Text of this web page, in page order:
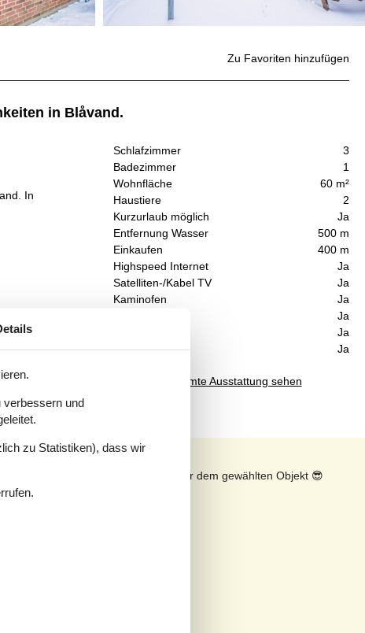
in Blåvand.
Schlafzimmer
3
Badezimmer
1
Wohnfläche
60 m²
Haustiere
2
Kurzurlaub möglich
Ja
Entfernung Wasser
500 m
Einkaufen
400 m
Highspeed Internet
Ja
Satelliten-/Kabel TV
Ja
Kaminofen
Ja
Ja
Ja
Klimafreundlich
Ja
Gesamte Ausstattung sehen
Zu Favoriten hinzufügen
In
Sonnenstand über dem gewählten Objekt 😎
verbessern und
zu Statistiken), dass wir